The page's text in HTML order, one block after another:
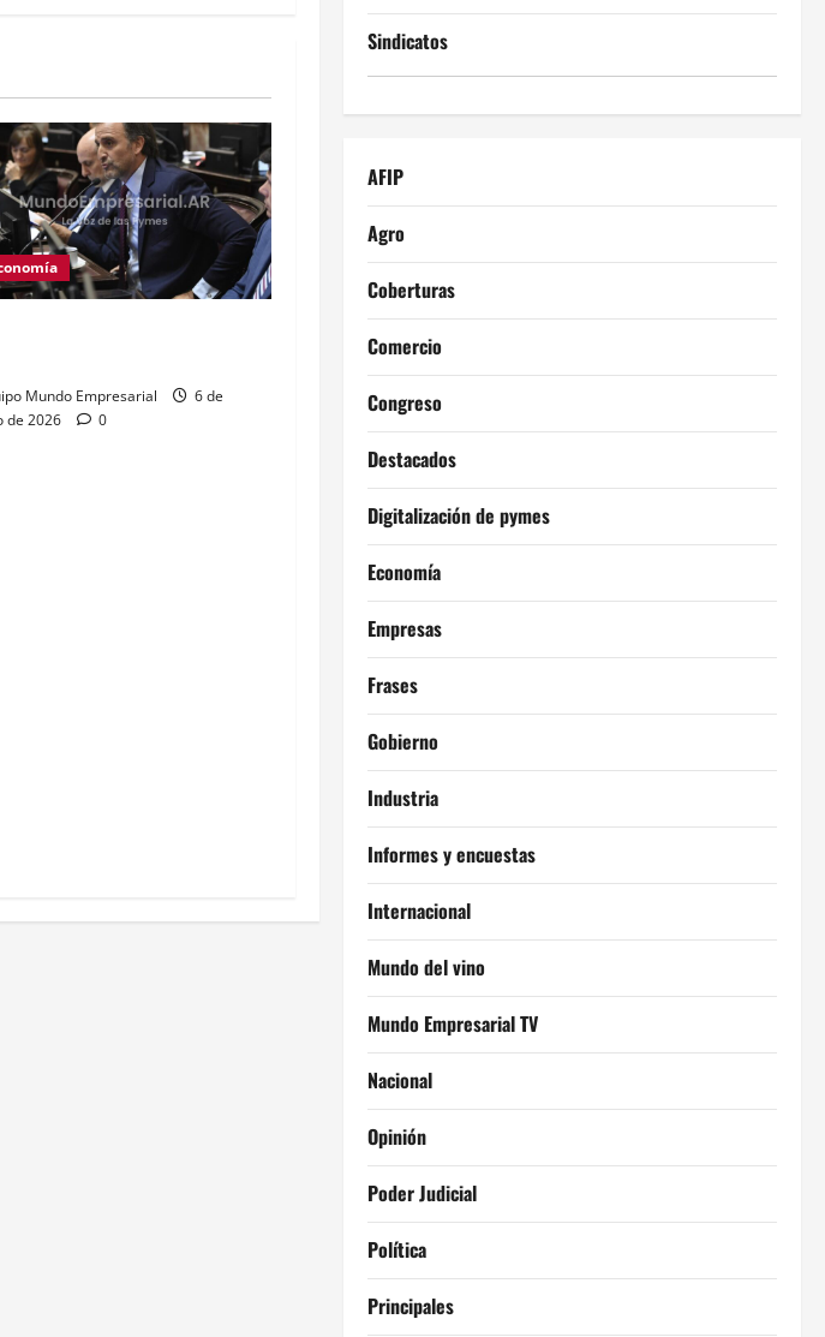
Mundo Empresarial
6 de
de 2026
0
Sindicatos
AFIP
Agro
Coberturas
Comercio
Congreso
Destacados
Digitalización de pymes
Economía
Empresas
Frases
Gobierno
Industria
Informes y encuestas
Internacional
Mundo del vino
Mundo Empresarial TV
Nacional
Opinión
Poder Judicial
Política
Principales